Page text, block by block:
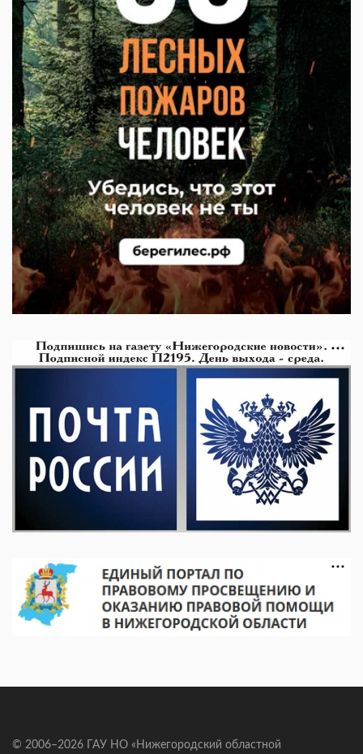
© 2006–2026 ГАУ НО «Нижегородский областной